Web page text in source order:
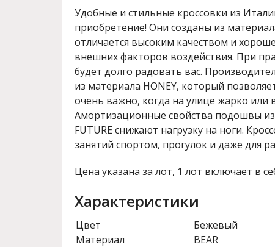
Удобные и стильные кроссовки из
приобретение! Они созданы из
отличается высоким качеством и
внешних факторов воздействия. При
будет долго радовать вас.
из материала HONEY, который
очень важно, когда на улице жарко или
Амортизационные свойства подошвы
FUTURE снижают нагрузку на ноги.
занятий спортом, прогулок и даже для
Цена указана за лот, 1 лот включает в
Характеристики
Цвет
Бежевый
Материал
BEAR